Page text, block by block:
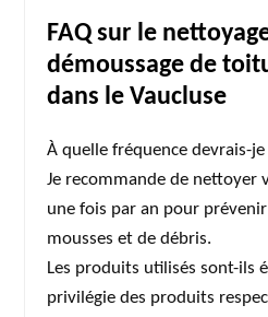
FAQ sur le
démoussage de
dans le Vaucluse
À quelle fréquence devrais-
Je recommande de
une fois par an pour
mousses et de débris.
Les produits utilisés sont-ils
privilégie des produits